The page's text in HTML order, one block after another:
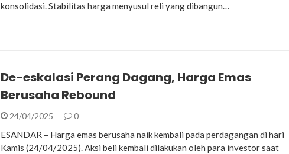
konsolidasi. Stabilitas harga menyusul reli yang dibangun…
De-eskalasi Perang Dagang, Harga Emas
Berusaha Rebound
24/04/2025 0
ESANDAR – Harga emas berusaha naik kembali pada perdagangan di hari
Kamis (24/04/2025). Aksi beli kembali dilakukan oleh para investor saat